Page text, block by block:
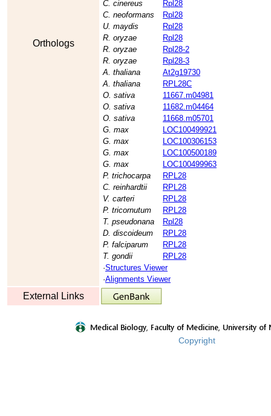
Orthologs
C. cinereus
Rpl28
C. neoformans
Rpl28
U. maydis
Rpl28
R. oryzae
Rpl28
R. oryzae
Rpl28-2
R. oryzae
Rpl28-3
A. thaliana
At2g19730
A. thaliana
RPL28C
O. sativa
11667.m04981
O. sativa
11682.m04464
O. sativa
11668.m05701
G. max
LOC100499921
G. max
LOC100306153
G. max
LOC100500189
G. max
LOC100499963
P. trichocarpa
RPL28
C. reinhardtii
RPL28
V. carteri
RPL28
P. tricornutum
RPL28
T. pseudonana
Rpl28
D. discoideum
RPL28
P. falciparum
RPL28
T. gondii
RPL28
·Structures Viewer
·Alignments Viewer
External Links
Copyright